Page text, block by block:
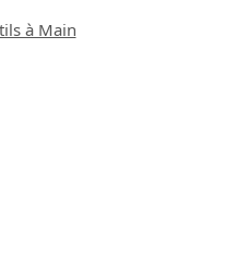
à Main